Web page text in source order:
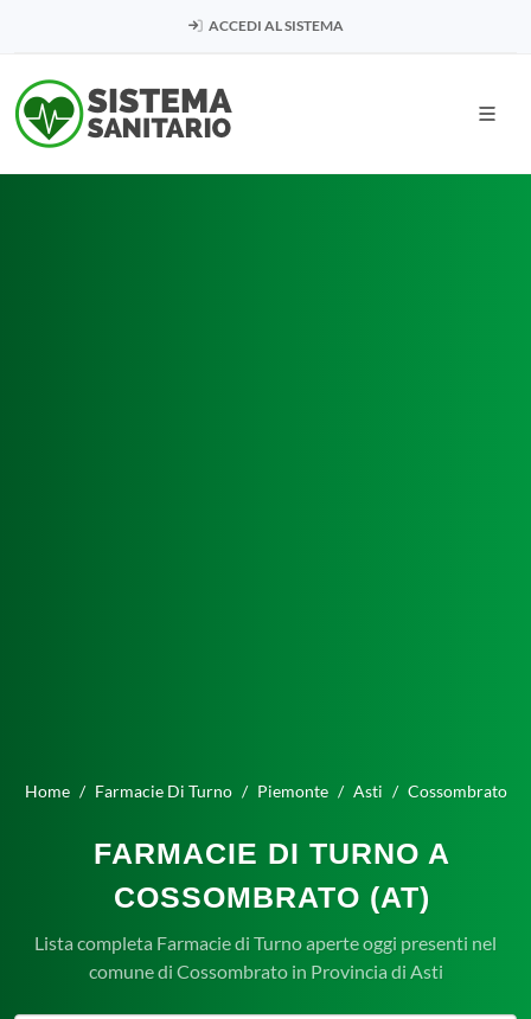
ACCEDI AL SISTEMA
Home Farmacie Di Turno Piemonte Asti Cossombrato
FARMACIE DI TURNO A
COSSOMBRATO (AT)
Lista completa Farmacie di Turno aperte oggi presenti nel
comune di Cossombrato in Provincia di Asti